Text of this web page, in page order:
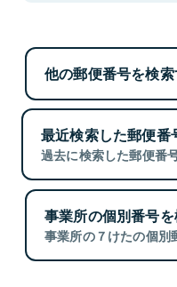
他の郵便番号を検
最近検索した郵便番
過去に検索した郵便番
事業所の個別番号
事業所の７けたの個別